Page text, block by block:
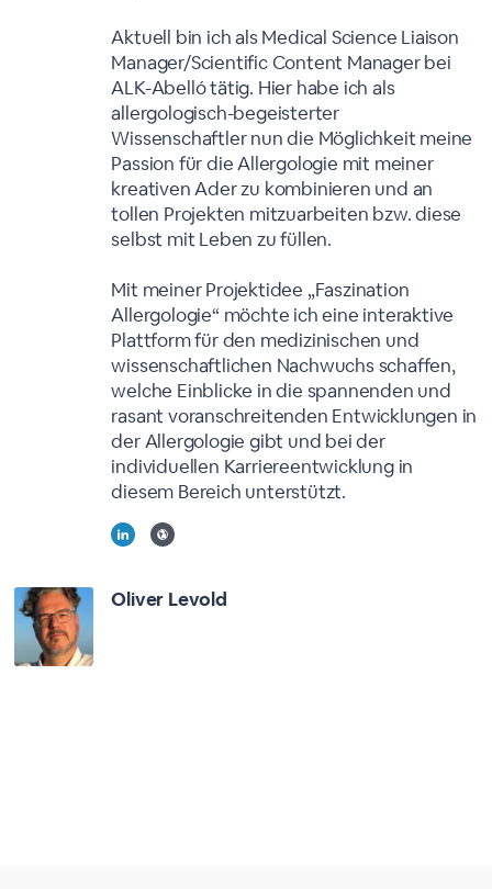
Aktuell bin ich als Medical Science Liaison
Manager/Scientific Content Manager bei
ALK-Abelló tätig. Hier habe ich als
allergologisch-begeisterter
Wissenschaftler nun die Möglichkeit meine
Passion für die Allergologie mit meiner
kreativen Ader zu kombinieren und an
tollen Projekten mitzuarbeiten bzw. diese
selbst mit Leben zu füllen.
Mit meiner Projektidee „Faszination
Allergologie“ möchte ich eine interaktive
Plattform für den medizinischen und
wissenschaftlichen Nachwuchs schaffen,
welche Einblicke in die spannenden und
rasant voranschreitenden Entwicklungen in
der Allergologie gibt und bei der
individuellen Karriereentwicklung in
diesem Bereich unterstützt.
Oliver Levold